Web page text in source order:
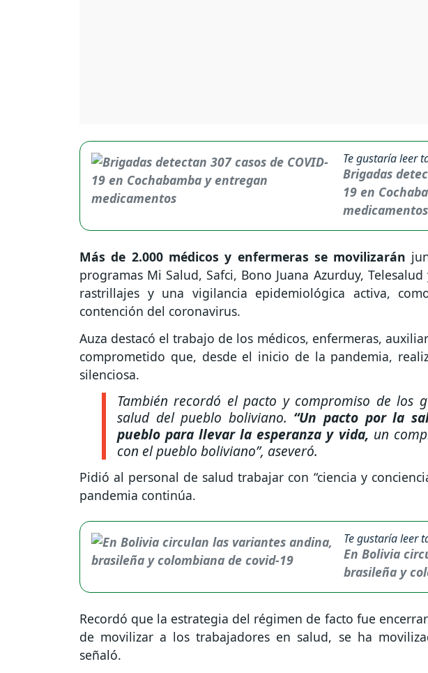
Te gustaría leer
Brigadas
19 en
medicamentos
Más de 2.000 médicos y enfermeras se movilizarán
programas Mi Salud, Safci, Bono Juana Azurduy,
rastrillajes y una vigilancia epidemiológica activa,
contención del coronavirus.
Auza destacó el trabajo de los médicos, enfermeras,
comprometido que, desde el inicio de la pandemia,
silenciosa.
También recordó el pacto y compromiso de los
salud del pueblo boliviano. “Un pacto por la
pueblo para llevar la esperanza y vida, un
con el pueblo boliviano”, aseveró.
Pidió al personal de salud trabajar con “ciencia y
pandemia continúa.
Te gustaría leer
En Bolivia
brasileña y
Recordó que la estrategia del régimen de facto fue
de movilizar a los trabajadores en salud, se ha
señaló.